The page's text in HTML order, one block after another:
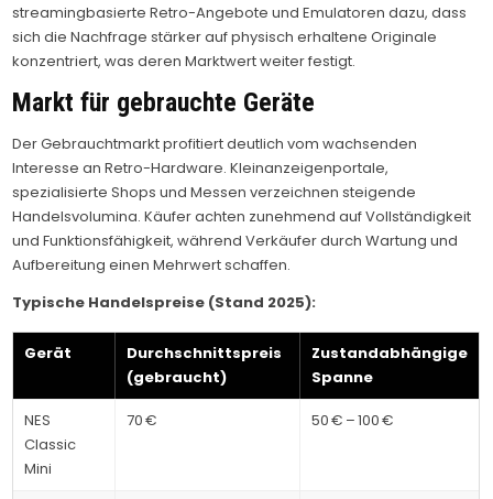
streamingbasierte Retro-Angebote und Emulatoren dazu, dass
sich die Nachfrage stärker auf physisch erhaltene Originale
konzentriert, was deren Marktwert weiter festigt.
Markt für gebrauchte Geräte
Der Gebrauchtmarkt profitiert deutlich vom wachsenden
Interesse an Retro-Hardware. Kleinanzeigenportale,
spezialisierte Shops und Messen verzeichnen steigende
Handelsvolumina. Käufer achten zunehmend auf Vollständigkeit
und Funktionsfähigkeit, während Verkäufer durch Wartung und
Aufbereitung einen Mehrwert schaffen.
Typische Handelspreise (Stand 2025):
Gerät
Durchschnittspreis
(gebraucht)
Zustandabhängige
Spanne
NES
Classic
Mini
70 € 50 € – 100 €